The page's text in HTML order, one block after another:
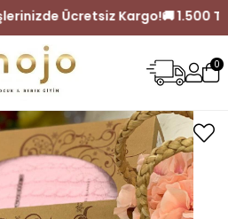
Alışverişlerinizde Ücretsiz Kargo!
0